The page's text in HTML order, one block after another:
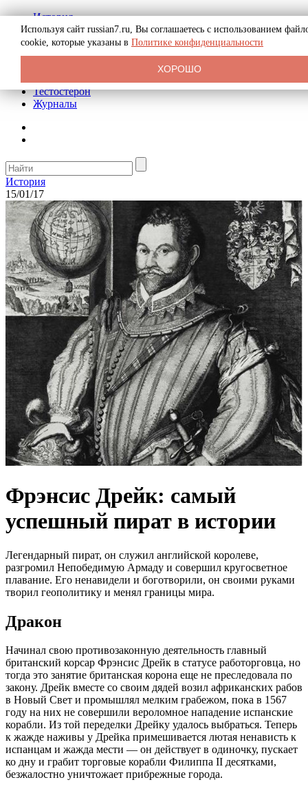
История
Биография
Криминал
Реклама на сайте
Тестостерон
Журналы
История
15/01/17
Фрэнсис Дрейк: самый
успешный пират в истории
Легендарный пират, он служил английской королеве,
разгромил Непобедимую Армаду и совершил кругосветное
плавание. Его ненавидели и боготворили, он своими руками
творил геополитику и менял границы мира.
Дракон
Начинал свою противозаконную деятельность главный
британский корсар Фрэнсис Дрейк в статусе работорговца, но
тогда это занятие британская корона еще не преследовала по
закону. Дрейк вместе со своим дядей возил африканских рабов
в Новый Свет и промышлял мелким грабежом, пока в 1567
году на них не совершили вероломное нападение испанские
корабли. Из той переделки Дрейку удалось выбраться. Теперь
к жажде наживы у Дрейка примешивается лютая ненависть к
испанцам и жажда мести — он действует в одиночку, пускает
ко дну и грабит торговые корабли Филиппа II десятками,
безжалостно уничтожает прибрежные города.
Используя сайт russian7.ru, Вы соглашаетесь с использованием
cookie, которые указаны в Политике конфиденциальности
ХОРОШО